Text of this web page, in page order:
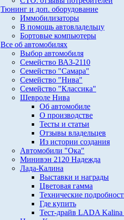
Тюнинг и доп. оборудование
Иммобилизаторы
В помощь автовладельцу
Бортовые компьютеры
Все об автомобилях
Выбор автомобиля
Семейство ВАЗ-2110
Семейство "Самара"
Семейство "Нива"
Семейство "Классика"
Шевроле Нива
Об автомобиле
О производстве
Тесты и статьи
Отзывы владельцев
Из истории создания
Автомобили "Ока"
Минивэн 2120 Надежда
Лада-Калина
Выставки и награды
Цветовая гамма
Технические
Где купить
Тест-драйв LADA Kalina